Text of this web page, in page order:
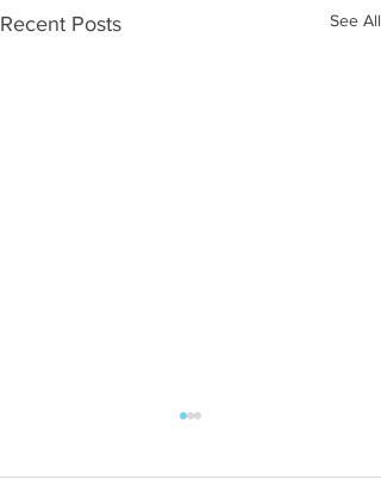
Recent Posts See All